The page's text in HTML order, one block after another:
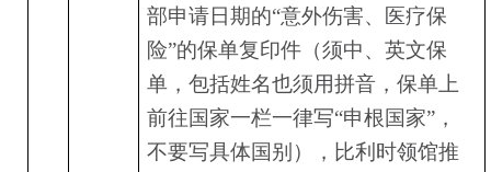
部申请日期的“意外伤害、医疗保
险”的保单复印件（须中、英文保
单，包括姓名也须用拼音，保单上
前往国家一栏一律写“申根国家”，
不要写具体国别），比利时领馆推